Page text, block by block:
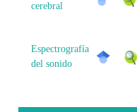
cerebral
Espectrografía
del sonido